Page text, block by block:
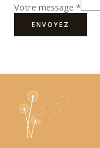
Votre message *
ENVOYEZ